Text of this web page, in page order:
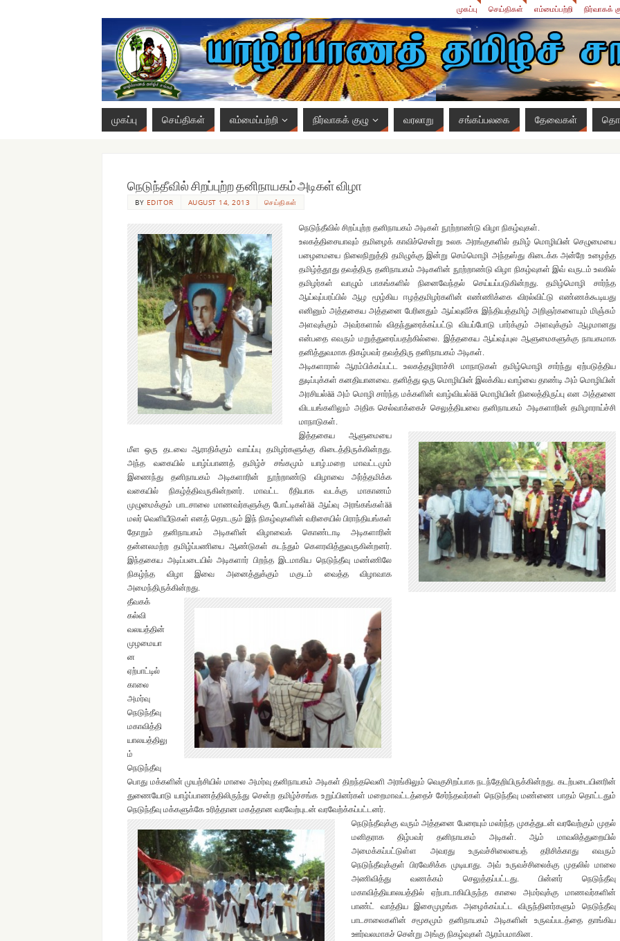
முகப்பு செய்திகள் எம்மைப்பற்றி நிர்வாகக்
முகப்பு செய்திகள் எம்மைப்பற்றி நிர்வாகக் குழு வரலாறு சங்கப்பலகை தேவைகள்
நெடுந்தீவில் சிறப்புற்ற தனிநாயகம் அடிகள் விழா
BY EDITOR AUGUST 14, 2013 செய்திகள்
நெடுந்தீவில் சிறப்புற்ற தனிநாயகம் அடிகள் நூற்றாண்டு விழா நிகழ்வுகள்.
உலகத்திசையாவும் தமிழைக் காவிச்சென்று உலக அரங்குகளில் தமிழ் மொழியின் செழுமையை
பழைமையை நிலைநிறுத்தி தமிழுக்கு இன்று செம்மொழி அந்தஸ்து கிடைக்க அன்றே உழைத்த
தமிழ்த்தூது தவத்திரு தனிநாயகம் அடிகளின் நூற்றாண்டு விழா நிகழ்வுகள் இவ் வருடம் உலகில்
தமிழர்கள் வாழும் பாகங்களில் நினைவேந்தல் செய்யப்படுகின்றது. தமிழ்மொழி சார்ந்த
ஆய்வுப்பரப்பில் ஆழ மூழ்கிய ஈழத்தமிழர்களின் எண்ணிக்கை விரல்விட்டு எண்ணக்கூடியது
எனினும் அத்தகைய அத்தனை பேரினதும் ஆய்வுவீச்சு இந்தியத்தமிழ் அறிஞர்களையும் மிஞ்சும்
அளவுக்கும் அவர்களால் விதந்துரைக்கப்பட்டு வியப்போடு பார்க்கும் அளவுக்கும் ஆழமானது
என்பதை எவரும் மறுத்துரைப்பதற்கில்லை. இத்தகைய ஆய்வுப்புல ஆளுமைகளுக்கு நாயகமாக
தனித்துவமாக திகழ்பவர் தவத்திரு தனிநாயகம் அடிகள்.
அடிகளாரால் ஆரம்பிக்கப்பட்ட உலகத்தழிராச்சி மாநாடுகள் தமிழ்மொழி சார்ந்து ஏற்படுத்திய
துடிப்புக்கள் கனதியானவை. தனித்து ஒரு மொழியின் இலக்கிய வாழ்வை தாண்டி அம் மொழியின்
அரசியல்ää அம் மொழி சார்ந்த மக்களின் வாழ்வியல்ää மொழியின் நிலைத்திருப்பு என அத்தனை
விடயங்களிலும் அதிக செல்வாக்கைச் செலுத்தியவை தனிநாயகம் அடிகளாரின் தமிழாராய்ச்சி
மாநாடுகள்.
இத்தகைய ஆளுமையை
மீள ஒரு தடவை ஆராதிக்கும் வாய்ப்பு தமிழர்களுக்கு கிடைத்திருக்கின்றது.
அந்த வகையில் யாழ்ப்பாணத் தமிழ்ச் சங்கமும் யாழ்.மறை மாவட்டமும்
இணைந்து தனிநாயகம் அடிகளாரின் நூற்றாண்டு விழாவை அர்த்தமிக்க
வகையில் நிகழ்த்திவருகின்றனர். மாவட்ட ரீதியாக வடக்கு மாகாணம்
முழுமைக்கும் பாடசாலை மாணவர்களுக்கு போட்டிகள்ää ஆய்வு அரங்கங்கள்ää
மலர் வெளியீடுகள் எனத் தொடரும் இந் நிகழ்வுகளின் வரிசையில் பிராந்தியங்கள்
தோறும் தனிநாயகம் அடிகளின் விழாவைக் கொண்டாடி அடிகளாரின்
தன்னலமற்ற தமிழ்ப்பணியை ஆண்டுகள் கடந்தும் கௌரவித்துவருகின்றனர்.
இந்தகைய அடிப்படையில் அடிகளார் பிறந்த இடமாகிய நெடுந்தீவு மண்ணிலே
நிகழ்ந்த விழா இவை அனைத்துக்கும் மகுடம் வைத்த விழாவாக
அமைந்திருக்கின்றது.
தீவகக்
கல்வி
வலயத்தின்
முழமையா
ன
ஏற்பாட்டில்
காலை
அமர்வு
நெடுந்தீவு
மகாவித்தி
யாலயத்திலு
ம்
நெடுந்தீவு
பொது மக்களின் முயற்சியில் மாலை அமர்வு தனிநாயகம் அடிகள் திறந்தவெளி அரங்கிலும் வெகுசிறப்பாக நடந்தேறியிருக்கின்றது. கடற்படையினரின்
துணையோடு யாழ்ப்பாணத்திலிருந்து சென்ற தமிழ்ச்சங்க உறுப்பினர்கள் மறைமாவட்டத்தைச் சேர்ந்தவர்கள் நெடுந்தீவு மண்ணை பாதம் தொட்டதும்
நெடுந்தீவு மக்களுக்கே உரித்தான மகத்தான வரவேற்புடன் வரவேற்க்கப்பட்டனர்.
நெடுந்தீவுக்கு வரும் அத்தனை பேரையும் மலர்ந்த முகத்துடன் வரவேற்கும் முதல்
மனிதராக திழ்பவர் தனிநாயகம் அடிகள். ஆம் மாவலித்துறையில்
அமைக்கப்பட்டுள்ள அவரது உருவச்சிலையைத் தரிசிக்காது எவரும்
நெடுந்தீவுக்குள் பிரவேசிக்க முடியாது. அவ் உருவச்சிலைக்கு முதலில் மாலை
அணிவித்து வணக்கம் செலுத்தப்பட்டது. பின்னர் நெடுந்தீவு
மகாவித்தியாலயத்தில் ஏற்பாடாகியிருந்த காலை அமர்வுக்கு மாணவர்களின்
பாண்ட் வாத்திய இசைமுழங்க அழைக்கப்பட்ட விருந்தினர்களும் நெடுந்தீவு
பாடசாலைகளின் சமூகமும் தனிநாயகம் அடிகளின் உருவப்படத்தை தாங்கிய
ஊர்வலமாகச் சென்று அங்கு நிகழ்வுகள் ஆரம்பமாகின.